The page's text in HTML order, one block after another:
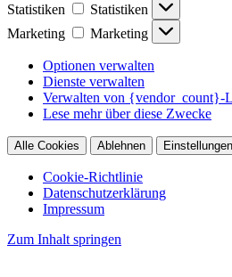
Statistiken
Statistiken
Marketing
Marketing
Optionen verwalten
Dienste verwalten
Verwalten von {vendor_count}-
Lese mehr über diese Zwecke
Alle Cookies Ablehnen
Cookie-Richtlinie
Datenschutzerklärung
Impressum
Zum Inhalt springen